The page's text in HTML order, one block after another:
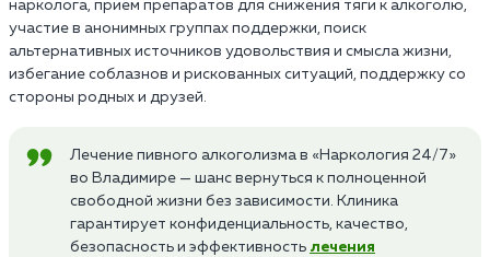
нарколога, прием препаратов для снижения тяги к алкоголю,
участие в анонимных группах поддержки, поиск
альтернативных источников удовольствия и смысла жизни,
избегание соблазнов и рискованных ситуаций, поддержку со
стороны родных и друзей.
Лечение пивного алкоголизма в «Наркология 24/7»
во Владимире — шанс вернуться к полноценной
свободной жизни без зависимости. Клиника
гарантирует конфиденциальность, качество,
безопасность и эффективность лечения